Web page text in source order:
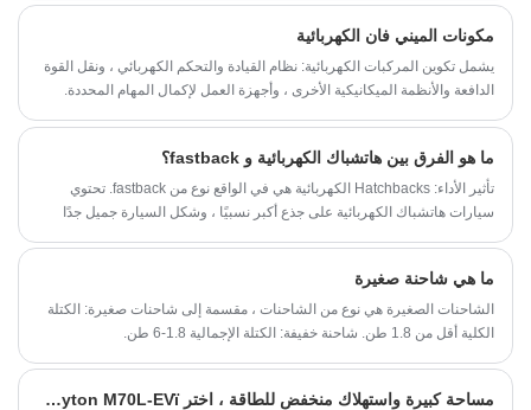
مكونات الميني فان الكهربائية
يشمل تكوين المركبات الكهربائية: نظام القيادة والتحكم الكهربائي ، ونقل القوة
الدافعة والأنظمة الميكانيكية الأخرى ، وأجهزة العمل لإكمال المهام المحددة.
والتحكم الكهربائي من محرك دفع ومصدر طاقة وجهاز تحكم في سرعة المحرك.
الأجهزة الأخرى للمركبات الكهربائية هي في الأساس نفس الأجهزة الخاصة
بمركبات محرك الاحتراق الداخلي.
ما هو الفرق بين هاتشباك الكهربائية و fastback؟
تأثير الأداء: Hatchbacks الكهربائية هي في الواقع نوع من fastback. تحتوي
سيارات هاتشباك الكهربائية على جذع أكبر نسبيًا ، وشكل السيارة جميل جدًا
المحطة وسيارات الدفع الرباعي.
ما هي شاحنة صغيرة
الشاحنات الصغيرة هي نوع من الشاحنات ، مقسمة إلى شاحنات صغيرة: الكتلة
الكلية أقل من 1.8 طن. شاحنة خفيفة: الكتلة الإجمالية 1.8-6 طن.
مساحة كبيرة واستهلاك منخفض للطاقة ، اختر Keyton M70L-EVï¼